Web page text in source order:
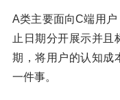
A类主要面向C端用
止日期分开展示并且
期，将用户的认知成
一件事。